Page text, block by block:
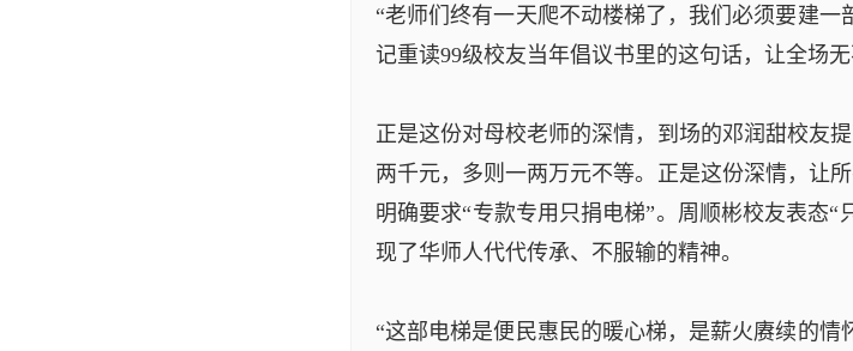
“老师们终有一天爬不动楼梯了，我们必须要建
记重读99级校友当年倡议书里的这句话，让全场无
正是这份对母校老师的深情，到场的邓润甜校友
两千元，多则一两万元不等。正是这份深情，让
明确要求“专款专用只捐电梯”。周顺彬校友表态
现了华师人代代传承、不服输的精神。
“这部电梯是便民惠民的暖心梯，是薪火赓续的